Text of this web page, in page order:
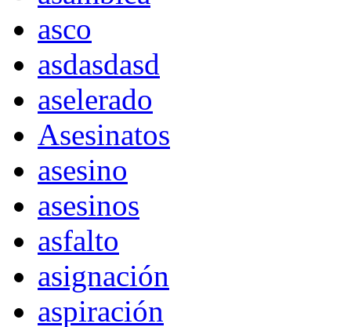
asco
asdasdasd
aselerado
Asesinatos
asesino
asesinos
asfalto
asignación
aspiración